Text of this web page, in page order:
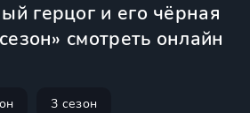
герцог и его чёрная
смотреть онлайн
3 сезон